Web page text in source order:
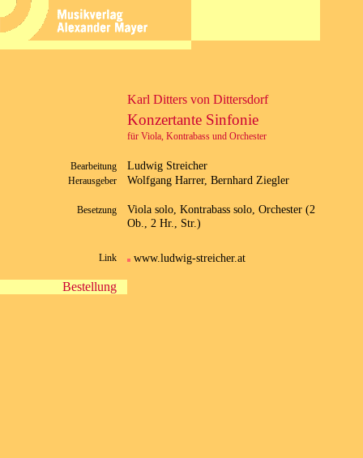
Karl Ditters von Dittersdorf
Konzertante Sinfonie
für Viola, Kontrabass und Orchester
Bearbeitung Ludwig Streicher
Herausgeber Wolfgang Harrer, Bernhard Ziegler
Besetzung
Viola solo, Kontrabass solo, Orchester (2
Ob., 2 Hr., Str.)
Link www.ludwig-streicher.at
Bestellung